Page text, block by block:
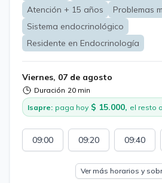
desde la detección inicial como su
indicando tratamientos
avalados por las principales
mundial. Caracterizándome por
cercana, un trato cordial siempre
Atención + 15 años
Problemas
Sistema endocrinológico
Residente en Endocrinología
Viernes, 07 de agosto
Duración 20 min
Isapre: paga hoy $ 15.000, el resto
09:00 09:20 09:40
Ver más horarios y